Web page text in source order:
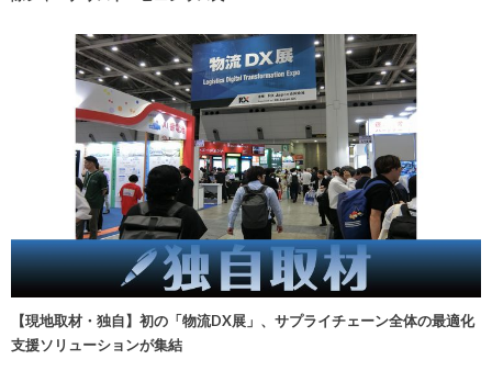
【現地取材・独自】初の「物流DX展」、サプライチェーン全体の最適化
支援ソリューションが集結